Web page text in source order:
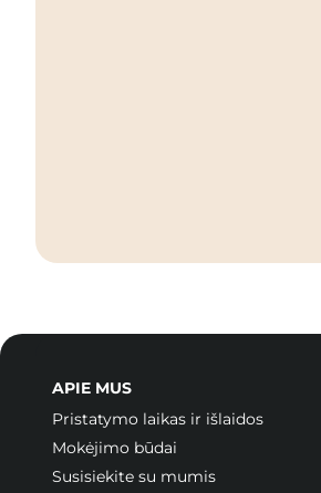
APIE MUS
Pristatymo laikas ir išlaidos
Mokėjimo būdai
Susisiekite su mumis